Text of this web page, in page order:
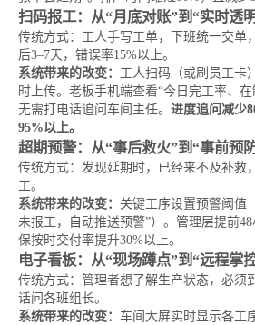
扫码报工：从“月底对账”到“实时透
传统方式：工人手写工单，下班统一交单
后3–7天，错误率15%以上。
系统带来的改变： 工人扫码（或刷员工卡
时上传。老板手机端查看“今日完工率、在
无需打电话追问车间主任。 进度追问减少
95%以上。
超期预警：从“事后救火”到“事前预
传统方式：发现延期时，已经来不及补救
工。
系统带来的改变： 关键工序设置预警阈值
未报工，自动推送预警”）。管理层提前
保按时交付率提升30%以上。
电子看板：从“现场蹲点”到“远程掌
传统方式：管理者想了解生产状态，必须
话问各班组长。
系统带来的改变： 车间大屏实时显示各工